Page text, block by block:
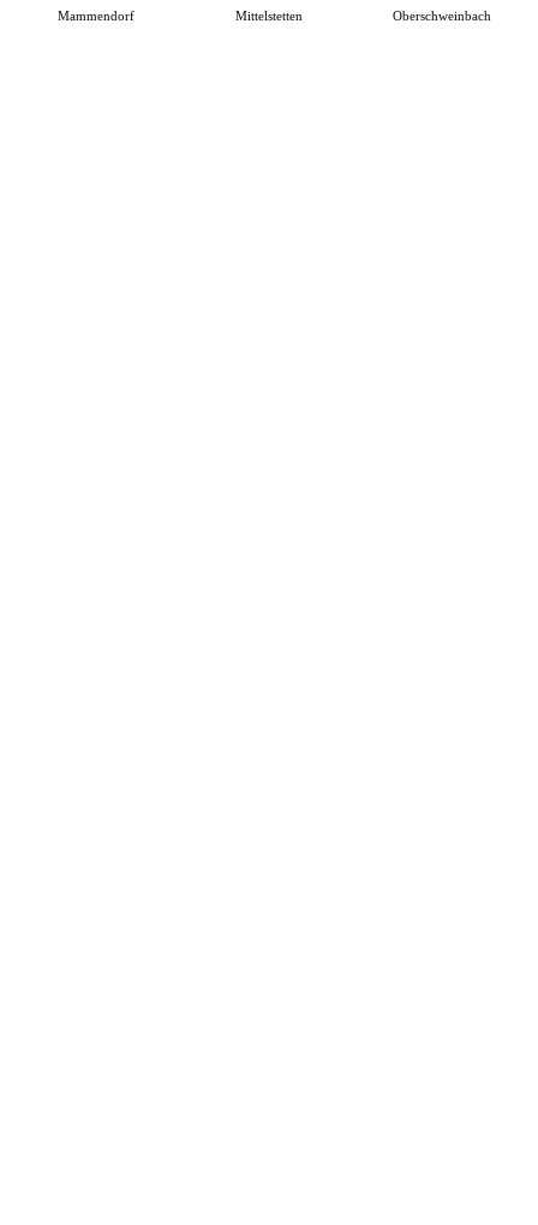
Mammendorf Mittelstetten Oberschweinbach